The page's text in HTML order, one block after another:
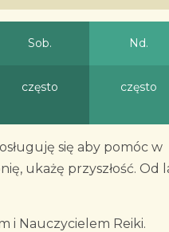
Sob. Nd.
często często
się aby pomóc w
ukażę przyszłość. Od
i Nauczycielem Reiki.